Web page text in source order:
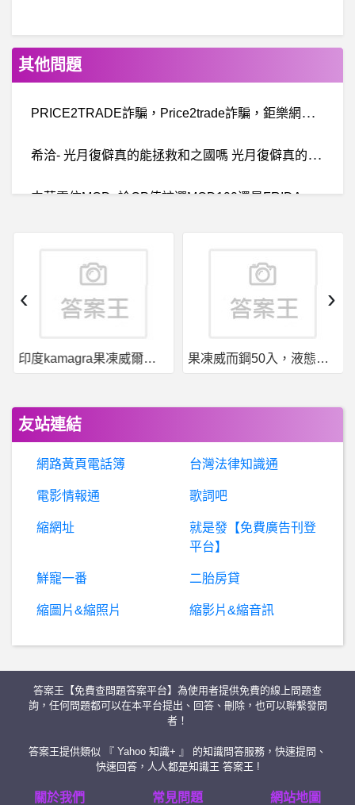
其他問題
P
RICE2TRADE詐騙，Price2trade詐騙，鉅樂網路詐騙，兼差~譯方詐騙，兼差Claire詐騙
希
洽- 光月復僻真的能拯救和之國嗎 光月復僻真的能拯救和之國嗎
中
華電信MOD- 論CP值該選MOD199還是FRIDAY影音
棒
球- 藍普懦夫上勾拳都比大王還猛 藍普懦夫上勾拳都比大王還猛
B
aseballXXXX- 好奇中職有機會玩規則五選秀嗎 好奇中職有機會玩規則五選秀嗎
BaseballXXXX- 身心俱疲 身心俱疲
日本旅遊- 樂桃航空付款問題 樂桃航空付款問題
C#- windows form如何開啟sqlite db檔？
請問 根號 1 是有理數還是無理數 ?
印度kamagra果凍威爾剛用於治療男性勃起功能障礙 果凍威而鋼50入，液態威，口溶速效
‹ ›
友站連結
網路黃頁電話簿 台灣法律知識通
電影情報通 歌詞吧
縮網址
就是發【免費廣告刊登
平台】
鮮寵一番 二胎房貸
縮圖片&縮照片 縮影片&縮音訊
答案王【免費查問題答案平台】為使用者提供免費的線上問題查
詢，任何問題都可以在本平台提出、回答、刪除，也可以聯繫發問
者！
答案王提供類似 『 Yahoo 知識+ 』 的知識問答服務，快速提問、
快速回答，人人都是知識王 答案王 !
關於我們 常見問題 網站地圖